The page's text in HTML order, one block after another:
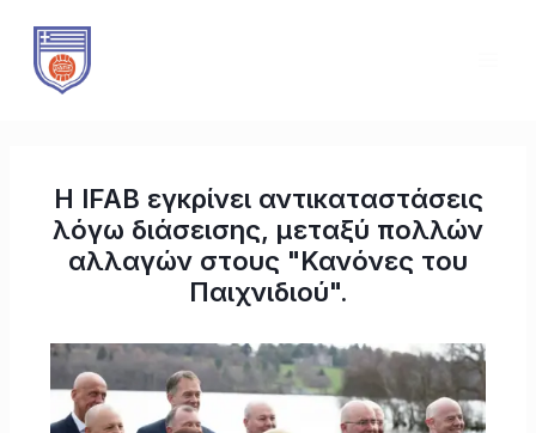
περιεχόμενο
Η IFAB εγκρίνει αντικαταστάσεις
λόγω διάσεισης, μεταξύ πολλών
αλλαγών στους "Κανόνες του
Παιχνιδιού".
άρθρων